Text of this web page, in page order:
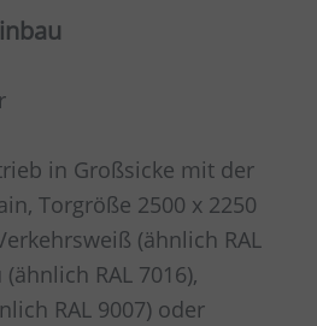
in Großsicke mit der
Torgröße 2500 x 2250
(ähnlich RAL
RAL 7016),
RAL 9007) oder